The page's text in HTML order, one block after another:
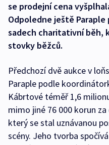
se prodejní cena
Odpoledne ještě
sadech charitativní běh,
stovky běžců.
Předchozí dvě aukce v
Paraple podle
Kábrtové téměř 1,6
mimo jiné 76 000 korun
který se stal uznávanou
scény. Jeho tvorba